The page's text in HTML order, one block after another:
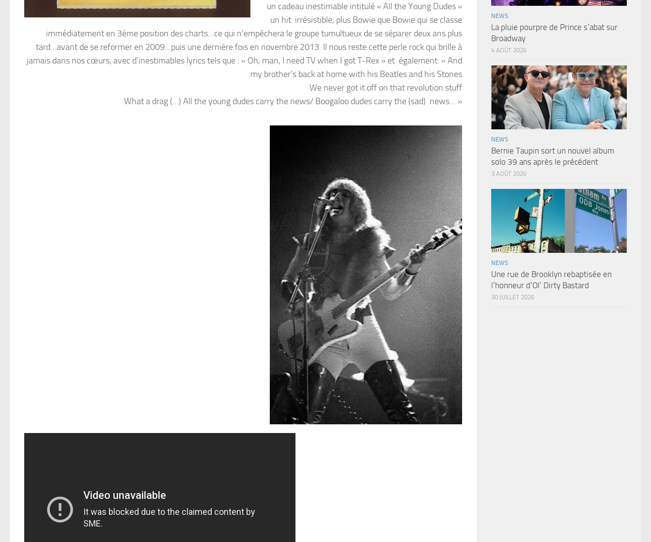
un cadeau inestimable intitulé « All the Young Dudes »
un hit irrésistible, plus Bowie que Bowie qui se classe
immédiatement en 3éme position des charts…ce qui n’empêchera le groupe tumultueux de se séparer deux ans plus
tard…avant de se reformer en 2009…puis une dernière fois en novembre 2013. Il nous reste cette perle rock qui brille à
jamais dans nos cœurs, avec d’inestimables lyrics tels que : « Oh, man, I need TV when I got T-Rex » et également: « And
my brother’s back at home with his Beatles and his Stones
We never got it off on that revolution stuff
What a drag (…) All the young dudes carry the news/ Boogaloo dudes carry the (sad) news… »
NEWS
La pluie pourpre de Prince s’abat sur
Broadway
4 AOÛT 2026
NEWS
Bernie Taupin sort un nouvel album
solo 39 ans après le précédent
3 AOÛT 2026
NEWS
Une rue de Brooklyn rebaptisée en
l’honneur d’Ol’ Dirty Bastard
30 JUILLET 2026